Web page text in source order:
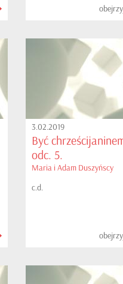
3.02.2019
Być
odc. 5.
Maria i Adam Duszyńscy
c.d.